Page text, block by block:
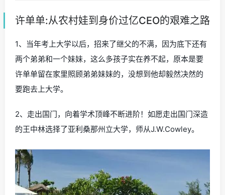
许单单:从农村娃到身价过亿CEO的艰难之路
1、当年考上大学以后，招来了继父的不满，因为底下还有
两个弟弟和一个妹妹，这么多孩子实在养不起，原本是要
许单单留在家里照顾弟弟妹妹的，没想到他却毅然决然的
要跑去上大学。
2、走出国门，向着学术顶峰不断进阶！如愿走出国门深造
的王中林选择了亚利桑那州立大学，师从J.W.Cowley。